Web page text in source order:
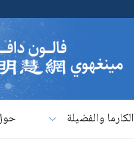
الكارما والفضيلة